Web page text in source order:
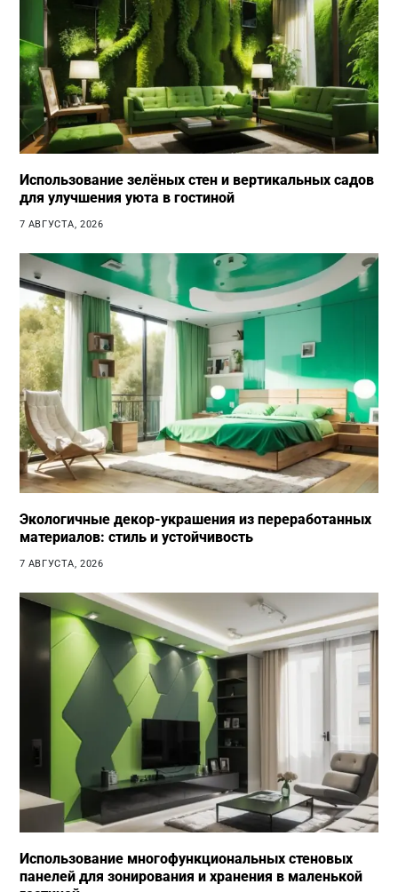
Использование зелёных стен и вертикальных садов
для улучшения уюта в гостиной
7 АВГУСТА, 2026
Экологичные декор-украшения из переработанных
материалов: стиль и устойчивость
7 АВГУСТА, 2026
Использование многофункциональных стеновых
панелей для зонирования и хранения в маленькой